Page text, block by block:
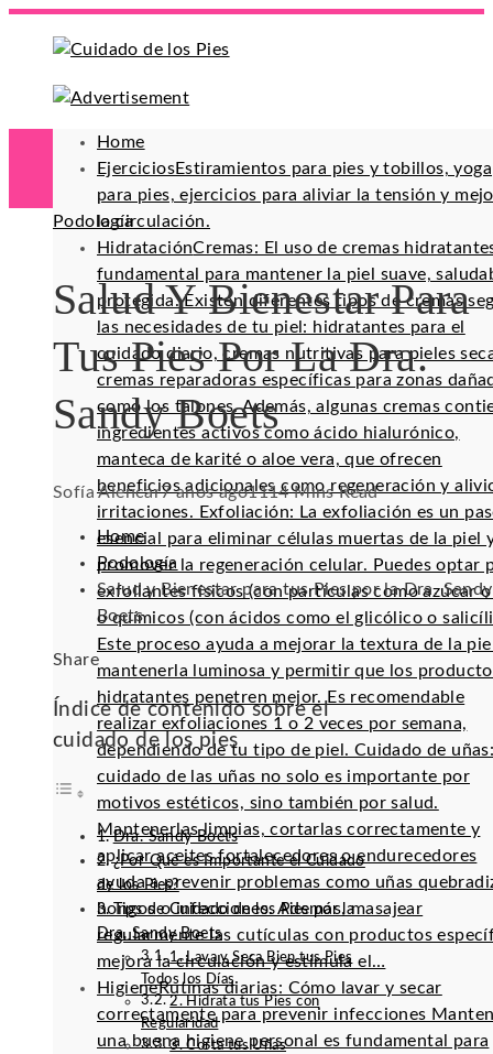
Home
EjerciciosEstiramientos para pies y tobillos, yoga
para pies, ejercicios para aliviar la tensión y
la circulación.
HidrataciónCremas: El uso de cremas
fundamental para mantener la piel suave,
protegida. Existen diferentes tipos de cremas
las necesidades de tu piel: hidratantes para el
cuidado diario, cremas nutritivas para pieles
cremas reparadoras específicas para zonas
como los talones. Además, algunas cremas
ingredientes activos como ácido hialurónico,
manteca de karité o aloe vera, que ofrecen
beneficios adicionales como regeneración y
irritaciones. Exfoliación: La exfoliación es un
esencial para eliminar células muertas de la piel
promover la regeneración celular. Puedes optar
exfoliantes físicos (con partículas como azúcar o
o químicos (con ácidos como el glicólico o
Este proceso ayuda a mejorar la textura de la
mantenerla luminosa y permitir que los
hidratantes penetren mejor. Es recomendable
realizar exfoliaciones 1 o 2 veces por semana,
dependiendo de tu tipo de piel. Cuidado de
cuidado de las uñas no solo es importante por
motivos estéticos, sino también por salud.
Mantenerlas limpias, cortarlas correctamente y
aplicar aceites fortalecedores o endurecedores
ayuda a prevenir problemas como uñas
hongos o infecciones. Además, masajear
regularmente las cutículas con productos
mejora la circulación y estimula el…
HigieneRutinas diarias: Cómo lavar y secar
correctamente para prevenir infecciones
una buena higiene personal es fundamental para
Podología
Salud Y Bienestar Para
Tus Pies Por La Dra.
Sandy Boets
Sofía Alencar7 años ago1114 Mins Read
Home
Podología
Salud y Bienestar para tus Pies por la Dra. Sandy
Boets
Facebook
Twitter
LinkedIn
Pinterest
Stumbleupon
Email
Share
Índice de contenido sobre el
cuidado de los pies
Dra. Sandy Boets
¿Por Qué es Importante el Cuidado
de los Pies?
Tips de Cuidado de los Pies por la
Dra. Sandy Boets
1. Lava y Seca Bien tus Pies
Todos los Días
2. Hidrata tus Pies con
Regularidad
3. Corta tus Uñas